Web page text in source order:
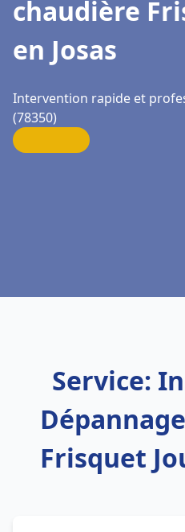
chaudière
en Josas
Intervention rapide et
(78350)
Service:
Frisquet